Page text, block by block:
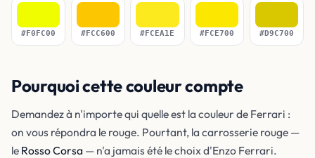
#F0FC00 #FCC600 #FCEA1E #FCE700 #D9C700
Pourquoi cette couleur compte
Demandez à n'importe qui quelle est la couleur de Ferrari :
on vous répondra le rouge. Pourtant, la carrosserie rouge —
le Rosso Corsa — n'a jamais été le choix d'Enzo Ferrari.